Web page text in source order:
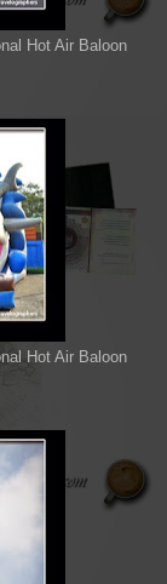
Hot Air Baloon
Hot Air Baloon